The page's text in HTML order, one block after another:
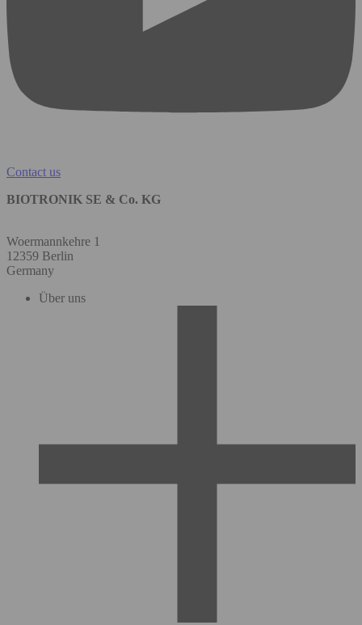
Contact us
BIOTRONIK SE & Co. KG
Woermannkehre 1
12359 Berlin
Germany
Über uns